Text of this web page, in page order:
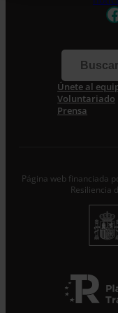
Correo
Acepto la
Desde
trataremos los
Responsable
Únete al
Voluntariado
Prensa
Página web financiada
Resiliencia